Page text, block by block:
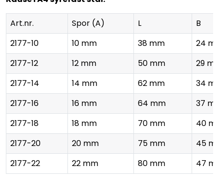
Art.nr. Spor (A) L
B
2177-10
10 mm 38 mm
24
2177-12
12 mm 50 mm
29
2177-14
14 mm 62 mm
34
2177-16
16 mm 64 mm
37
2177-18
18 mm 70 mm
40
2177-20
20 mm 75 mm
45
2177-22
22 mm 80 mm 47